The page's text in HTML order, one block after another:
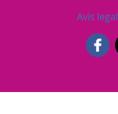
Avís legal